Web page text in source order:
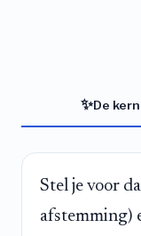
✨De kern
Stel je voor
afstemming)